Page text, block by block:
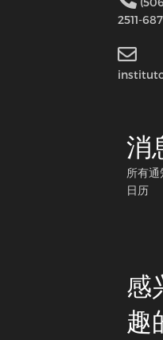
2511-
消
所有通
日历
感
趣